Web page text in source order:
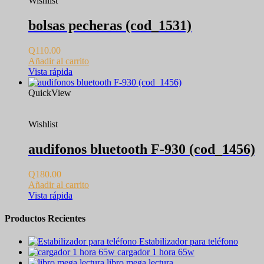
bolsas pecheras (cod_1531)
Q110.00
Añadir al carrito
Vista rápida
QuickView
Wishlist
audifonos bluetooth F-930 (cod_1456)
Q180.00
Añadir al carrito
Vista rápida
Productos Recientes
Estabilizador para teléfono
cargador 1 hora 65w